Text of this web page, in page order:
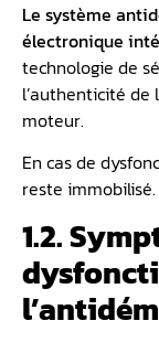
Le système
électronique
technologie de
l’authenticité de
moteur.
En cas de
reste immobilisé.
1.2.